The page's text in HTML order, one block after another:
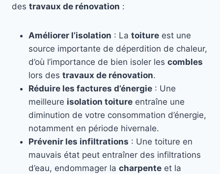
des travaux de rénovation :
Améliorer l’isolation : La toiture est une
source importante de déperdition de chaleur,
d’où l’importance de bien isoler les combles
lors des travaux de rénovation.
Réduire les factures d’énergie : Une
meilleure isolation toiture entraîne une
diminution de votre consommation d’énergie,
notamment en période hivernale.
Prévenir les infiltrations : Une toiture en
mauvais état peut entraîner des infiltrations
d’eau, endommager la charpente et la